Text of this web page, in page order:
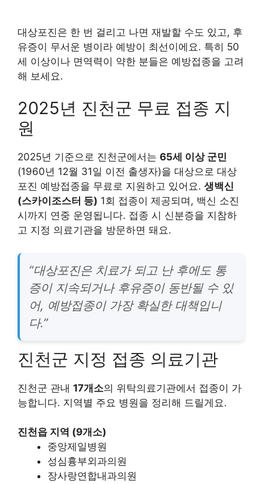
대상포진은 한 번 걸리고 나면 재발할 수도 있고, 후
유증이 무서운 병이라 예방이 최선이에요. 특히 50
세 이상이나 면역력이 약한 분들은 예방접종을 고려
해 보세요.
2025년 진천군 무료 접종 지
원
2025년 기준으로 진천군에서는 65세 이상 군민
(1960년 12월 31일 이전 출생자)을 대상으로 대상
포진 예방접종을 무료로 지원하고 있어요. 생백신
(스카이조스터 등) 1회 접종이 제공되며, 백신 소진
시까지 연중 운영됩니다. 접종 시 신분증을 지참하
고 지정 의료기관을 방문하면 돼요.
“대상포진은 치료가 되고 난 후에도 통
증이 지속되거나 후유증이 동반될 수 있
어, 예방접종이 가장 확실한 대책입니
다.”
진천군 지정 접종 의료기관
진천군 관내 17개소의 위탁의료기관에서 접종이 가
능합니다. 지역별 주요 병원을 정리해 드릴게요.
진천읍 지역 (9개소)
중앙제일병원
성심흉부외과의원
장사랑연합내과의원